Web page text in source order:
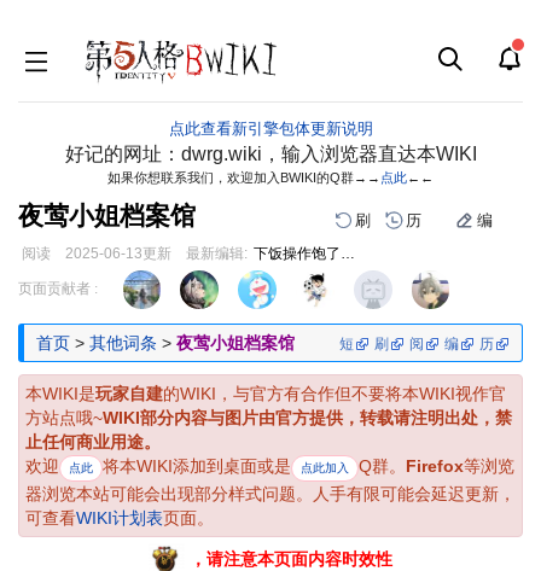
点此查看新引擎包体更新说明
好记的网址：dwrg.wiki，输入浏览器直达本WIKI
如果你想联系我们，欢迎加入BWIKI的Q群→→ 点此←←
夜莺小姐档案馆 刷 历 编
阅读 2025-06-13更新 最新编辑: 下饭操作饱了饱了
跳
导
跳
搜
页面贡献者 :
首页 > 其他词条 > 夜莺小姐档案馆 短 刷 阅 编 历
本WIKI是玩家自建的WIKI，与官方有合作但不要将本WIKI视作官
方站点哦~WIKI部分内容与图片由官方提供，转载请注明出处，禁
止任何商业用途。
欢迎
点此 将本WIKI添加到桌面或是 点此加入 Q群。 Firefox等浏览
器浏览本站可能会出现部分样式问题。人手有限可能会延迟更新，
可查看WIKI计划表页面。
，请注意本页面内容时效性